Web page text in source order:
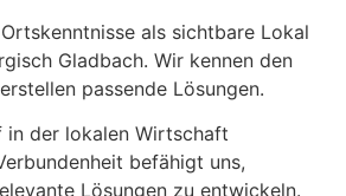
als sichtbare Lokal
Gladbach. Wir kennen den
passende Lösungen.
in der lokalen Wirtschaft
befähigt uns,
Lösungen zu entwickeln.